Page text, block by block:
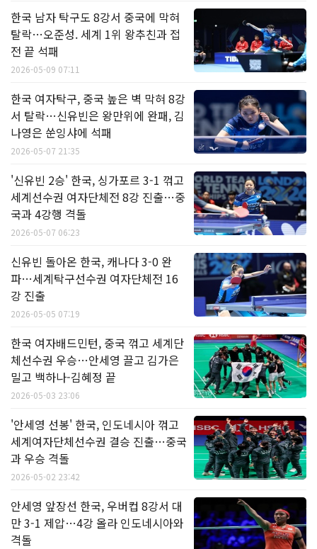
한국 남자 탁구도 8강서 중국에 막혀
탈락…오준성. 세계 1위 왕추친과 접
전 끝 석패
2026-05-09 07:11
한국 여자탁구, 중국 높은 벽 막혀 8강
서 탈락…신유빈은 왕만위에 완패, 김
나영은 쑨잉샤에 석패
2026-05-07 21:35
'신유빈 2승' 한국, 싱가포르 3-1 꺾고
세계선수권 여자단체전 8강 진출…중
국과 4강행 격돌
2026-05-07 06:23
신유빈 돌아온 한국, 캐나다 3-0 완
파…세계탁구선수권 여자단체전 16
강 진출
2026-05-05 07:19
한국 여자배드민턴, 중국 꺾고 세계단
체선수권 우승…안세영 끌고 김가은
밀고 백하나-김혜정 끝
2026-05-03 23:06
'안세영 선봉' 한국, 인도네시아 꺾고
세계여자단체선수권 결승 진출…중국
과 우승 격돌
2026-05-02 23:42
안세영 앞장선 한국, 우버컵 8강서 대
만 3-1 제압…4강 올라 인도네시아와
격돌